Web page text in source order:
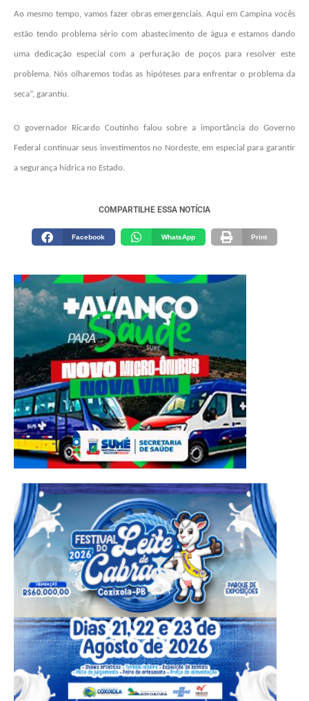
Ao mesmo tempo, vamos fazer obras emergenciais. Aqui em Campina vocês
estão tendo problema sério com abastecimento de água e estamos dando
uma dedicação especial com a perfuração de poços para resolver este
problema. Nós olharemos todas as hipóteses para enfrentar o problema da
seca”, garantiu.
O governador Ricardo Coutinho falou sobre a importância do Governo
Federal continuar seus investimentos no Nordeste, em especial para garantir
a segurança hídrica no Estado.
COMPARTILHE ESSA NOTÍCIA
Facebook WhatsApp Print